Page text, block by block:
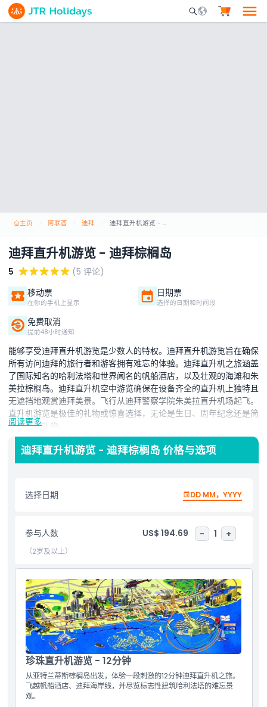
Mobile Search
主页 阿联酋 迪拜 迪拜直升机游览 - 迪拜棕榈岛
迪拜直升机游览 - 迪拜棕榈岛
5
(5 评论)
移动票
在你的手机上显示
日期票
选择的日期和时间段
免费取消
提前48小时通知
能够享受迪拜直升机游览是少数人的特权。迪拜直升机游览旨在确保
所有访问迪拜的旅行者和游客拥有难忘的体验。迪拜直升机之旅涵盖
了国际知名的哈利法塔和世界闻名的帆船酒店，以及壮观的海滩和朱
美拉棕榈岛。迪拜直升机空中游览确保在设备齐全的直升机上独特且
无遮挡地观赏迪拜美景。飞行从迪拜警察学院朱美拉直升机场起飞。
直升机游览是极佳的礼物或惊喜选择，无论是生日、周年纪念还是简
单的感谢礼物。
探索愿景之城，体验从迪拜码头直升机场起飞的激动人心的直升机之
旅。飞越令人叹为观止的世界奇观——朱美拉棕榈岛、亚特兰蒂斯酒
撼。您还有机会探索迪拜老城区，那里的风塔、古老市场和迪拜湾具
需要了解的事项
位置
条款与条件
取消政策
阅读更多
迪拜直升机游览 - 迪拜棕榈岛 价格与选项
选择日期 DD MM，YYYY
参与人数 US$ 194.69 - 1 +
（2岁及以上）
珍珠直升机游览 - 12分钟
从亚特兰蒂斯棕榈岛出发，体验一段刺激的12分钟迪拜直升机之旅。
飞越帆船酒店、迪拜海岸线，并尽览标志性建筑哈利法塔的难忘景
观。